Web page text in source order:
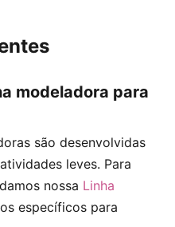
modeladora para
são desenvolvidas
leves. Para
nossa Linha
específicos para